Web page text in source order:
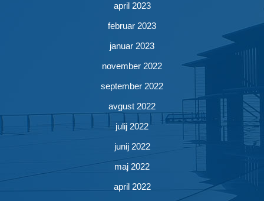
april 2023
februar 2023
januar 2023
november 2022
september 2022
avgust 2022
julij 2022
junij 2022
maj 2022
april 2022